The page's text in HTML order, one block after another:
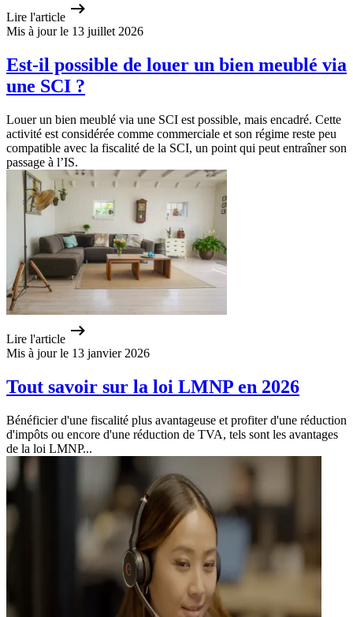
Lire l'article
Mis à jour le 13 juillet 2026
Est-il possible de louer un bien meublé via
une SCI ?
Louer un bien meublé via une SCI est possible, mais encadré. Cette
activité est considérée comme commerciale et son régime reste peu
compatible avec la fiscalité de la SCI, un point qui peut entraîner son
passage à l’IS.
Lire l'article
Mis à jour le 13 janvier 2026
Tout savoir sur la loi LMNP en 2026
Bénéficier d'une fiscalité plus avantageuse et profiter d'une réduction
d'impôts ou encore d'une réduction de TVA, tels sont les avantages
de la loi LMNP...